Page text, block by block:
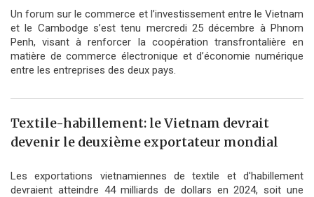
Un forum sur le commerce et l’investissement entre le Vietnam
et le Cambodge s’est tenu mercredi 25 décembre à Phnom
Penh, visant à renforcer la coopération transfrontalière en
matière de commerce électronique et d’économie numérique
entre les entreprises des deux pays.
Textile-habillement: le Vietnam devrait
devenir le deuxième exportateur mondial
Les exportations vietnamiennes de textile et d'habillement
devraient atteindre 44 milliards de dollars en 2024, soit une